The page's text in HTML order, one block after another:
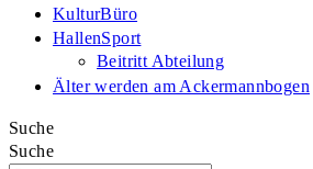
KulturBüro
HallenSport
Beitritt Abteilung
Älter werden am Ackermannbogen
Suche
Suche